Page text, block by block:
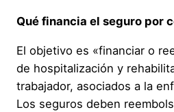
Qué financia el seguro por
El objetivo es «financiar o
de hospitalización y
trabajador, asociados a la
Los seguros deben